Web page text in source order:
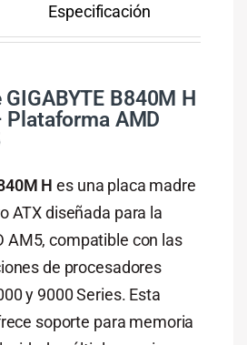
Especificación
B840M H
Plataforma AMD
H es una placa madre
ATX diseñada para la
AM5, compatible con las
de procesadores
y 9000 Series. Esta
soporte para memoria